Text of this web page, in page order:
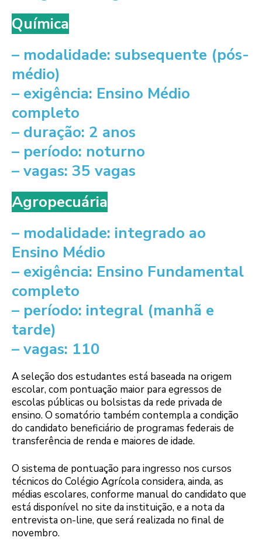
Química
– modalidade: subsequente (pós-
médio)
– exigência: Ensino Médio
completo
– duração: 2 anos
– período: noturno
– vagas: 35 vagas
Agropecuária
– modalidade: integrado ao
Ensino Médio
– exigência: Ensino Fundamental
completo
– período: integral (manhã e
tarde)
– vagas: 110
A seleção dos estudantes está baseada na origem
escolar, com pontuação maior para egressos de
escolas públicas ou bolsistas da rede privada de
ensino. O somatório também contempla a condição
do candidato beneficiário de programas federais de
transferência de renda e maiores de idade.
O sistema de pontuação para ingresso nos cursos
técnicos do Colégio Agrícola considera, ainda, as
médias escolares, conforme manual do candidato que
está disponível no site da instituição, e a nota da
entrevista on-line, que será realizada no final de
novembro.